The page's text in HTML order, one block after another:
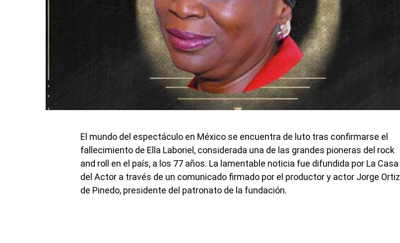
El mundo del espectáculo en México se encuentra de luto tras confirmarse el
fallecimiento de Ella Laboriel, considerada una de las grandes pioneras del rock
and roll en el país, a los 77 años. La lamentable noticia fue difundida por La Casa
del Actor a través de un comunicado firmado por el productor y actor Jorge Ortiz
de Pinedo, presidente del patronato de la fundación.